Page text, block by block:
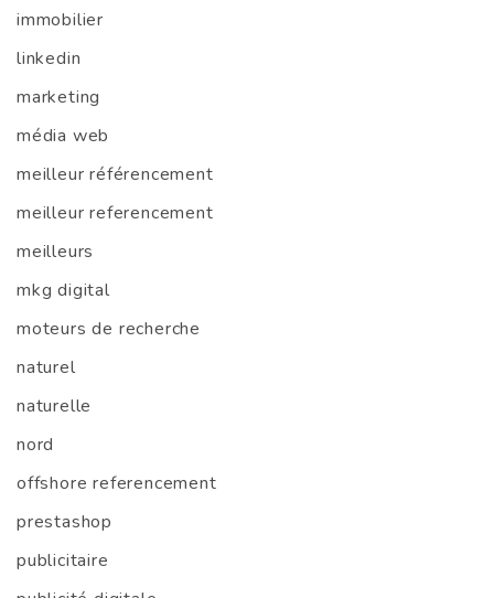
immobilier
linkedin
marketing
média web
meilleur référencement
meilleur referencement
meilleurs
mkg digital
moteurs de recherche
naturel
naturelle
nord
offshore referencement
prestashop
publicitaire